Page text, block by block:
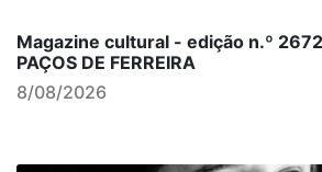
Magazine cultural - edição n.º
PAÇOS DE FERREIRA
8/08/2026